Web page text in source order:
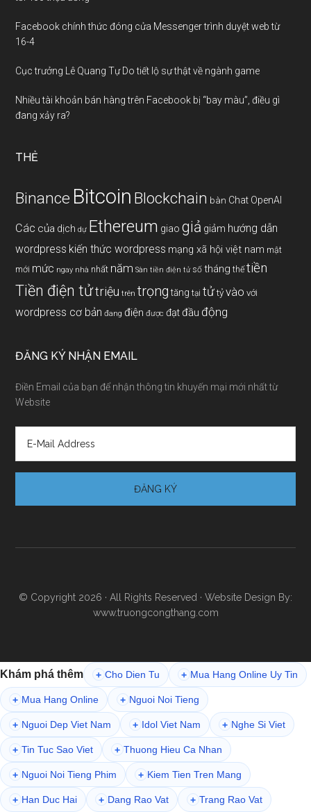
Facebook chính thức đóng cửa Messenger trình duyệt web từ
16-4
Cục trưởng Lê Quang Tự Do tiết lộ sự thật về ngành game
Nhiều tài khoản bán hàng trên Facebook bị “bay màu”, điều gì
đang xảy ra?
THẺ
Binance Bitcoin Blockchain bàn Chat OpenAI
Các của dịch dự Ethereum giao giả giảm hướng dẫn
wordpress kiến thức wordpress mạng xã hội việt nam mật
mới mức ngay nhà nhất năm Sàn tiền điện tử số tháng thế tiền
Tiền điện tửtriệu trên trọng tăng tại tử tỷ vào với
wordpress cơ bản đang điện được đạtđầu động
ĐĂNG KÝ NHẬN EMAIL
Điền Email của bạn để nhận thông tin khuyến mại mới nhất từ
Website
© Copyright 2026 · All Rights Reserved · Website Design By:
www.truongcongthang.com
Khám phá thêm + Cho Dien Tu + Mua Hang Online Uy Tin
+ Mua Hang Online + Nguoi Noi Tieng
+ Nguoi Dep Viet Nam + Idol Viet Nam + Nghe Si Viet
+ Tin Tuc Sao Viet + Thuong Hieu Ca Nhan
+ Nguoi Noi Tieng Phim + Kiem Tien Tren Mang
+ Han Duc Hai + Dang Rao Vat + Trang Rao Vat